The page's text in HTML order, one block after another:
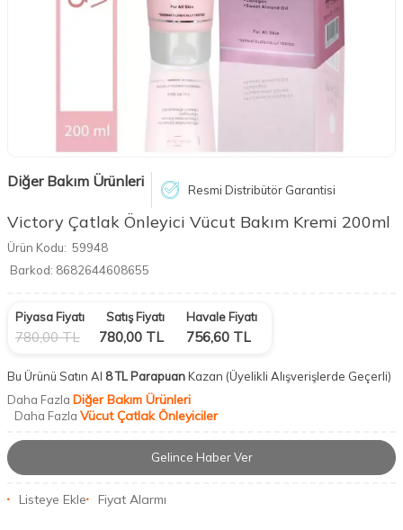
Diğer Bakım Ürünleri Resmi Distribütör Garantisi
Victory Çatlak Önleyici Vücut Bakım Kremi 200ml
Ürün Kodu: 59948
Barkod: 8682644608655
Piyasa Fiyatı
780,00TL
Satış Fiyatı
780,00 TL
Havale Fiyatı
756,60 TL
Bu Ürünü Satın Al 8 TL ParapuanKazan (Üyelikli Alışverişlerde Geçerli)
Daha Fazla Diğer Bakım Ürünleri
Daha Fazla Vücut Çatlak Önleyiciler
Gelince Haber Ver
Listeye Ekle Fiyat Alarmı